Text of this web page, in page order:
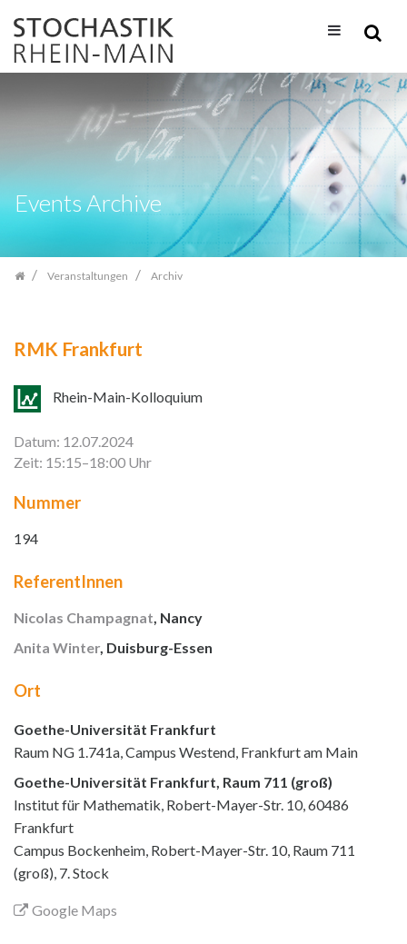
Inhalt
springen
Events Archive
Veranstaltungen Archiv
RMK Frankfurt
Rhein-Main-Kolloquium
Datum: 12.07.2024
Zeit: 15:15–18:00 Uhr
Nummer
194
ReferentInnen
Nicolas Champagnat, Nancy
Anita Winter, Duisburg-Essen
Ort
Goethe-Universität Frankfurt
Raum NG 1.741a, Campus Westend, Frankfurt am Main
Goethe-Universität Frankfurt, Raum 711 (groß)
Institut für Mathematik, Robert-Mayer-Str. 10, 60486
Frankfurt
Campus Bockenheim, Robert-Mayer-Str. 10, Raum 711
(groß), 7. Stock
Google Maps